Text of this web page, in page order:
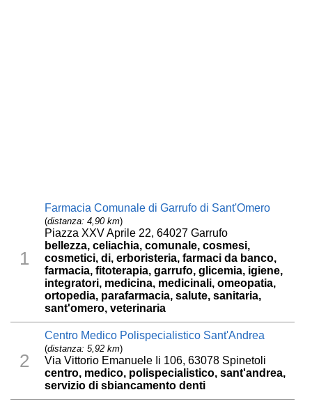
1
Farmacia Comunale di Garrufo di Sant'Omero
(distanza: 4,90 km)
Piazza XXV Aprile 22, 64027 Garrufo
bellezza, celiachia, comunale, cosmesi,
cosmetici, di, erboristeria, farmaci da banco,
farmacia, fitoterapia, garrufo, glicemia, igiene,
integratori, medicina, medicinali, omeopatia,
ortopedia, parafarmacia, salute, sanitaria,
sant'omero, veterinaria
2
Centro Medico Polispecialistico Sant'Andrea
(distanza: 5,92 km)
Via Vittorio Emanuele Ii 106, 63078 Spinetoli
centro, medico, polispecialistico, sant'andrea,
servizio di sbiancamento denti